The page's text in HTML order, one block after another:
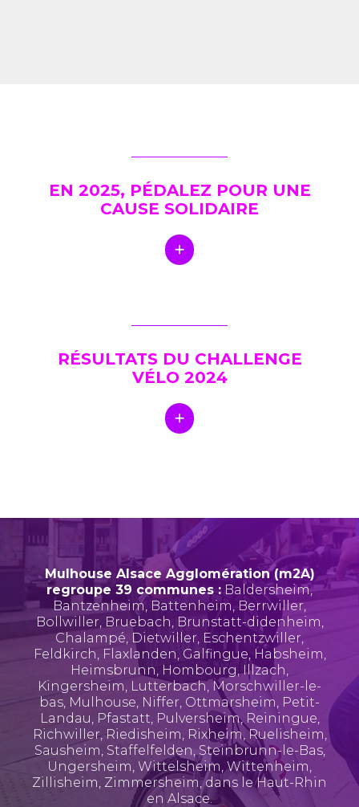
EN 2025, PÉDALEZ POUR UNE
CAUSE SOLIDAIRE
RÉSULTATS DU CHALLENGE
VÉLO 2024
Mulhouse Alsace Agglomération (m2A)
regroupe 39 communes : Baldersheim,
Bantzenheim, Battenheim, Berrwiller,
Bollwiller, Bruebach,Brunstatt-didenheim,
Chalampé, Dietwiller, Eschentzwiller,
Feldkirch, Flaxlanden,Galfingue, Habsheim,
Heimsbrunn, Hombourg,Illzach,
Kingersheim, Lutterbach, Morschwiller-le-
bas, Mulhouse, Niffer, Ottmarsheim, Petit-
Landau, Pfastatt, Pulversheim, Reiningue,
Richwiller, Riedisheim, Rixheim,Ruelisheim,
Sausheim, Staffelfelden, Steinbrunn-le-Bas,
Ungersheim, Wittelsheim,Wittenheim,
Zillisheim, Zimmersheim, dans le Haut-Rhin
en Alsace.